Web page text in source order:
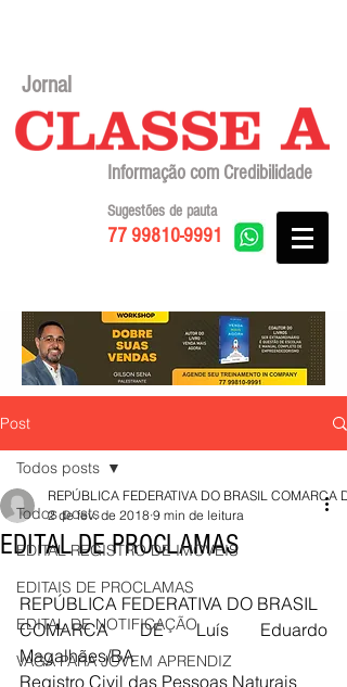
Jornal
Informação com Credibilidade
77 99810-9991
Sugestões de pauta
Post
Todos posts
EDITAL REGISTRO DE IMÓVEIS
EDITAIS DE PROCLAMAS
EDITAL DE NOTIFICAÇÃO
VAGA PARA JOVEM APRENDIZ
Todos posts
EDITAL DE PROCLAMAS
REPÚBLICA FEDERATIVA DO BRASIL COMARCA
2 de fev. de 2018 9 min de leitura
REPÚBLICA FEDERATIVA DO BRASIL
COMARCA DE Luís Eduardo
Magalhães/BA
Registro Civil das Pessoas Naturais